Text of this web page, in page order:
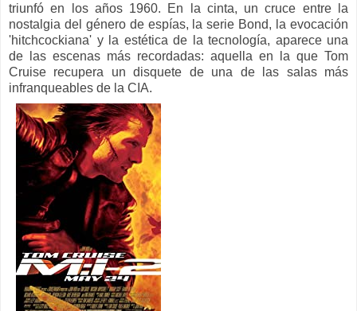
triunfó en los años 1960. En la cinta, un cruce entre la
nostalgia del género de espías, la serie Bond, la evocación
'hitchcockiana' y la estética de la tecnología, aparece una
de las escenas más recordadas: aquella en la que Tom
Cruise recupera un disquete de una de las salas más
infranqueables de la CIA.